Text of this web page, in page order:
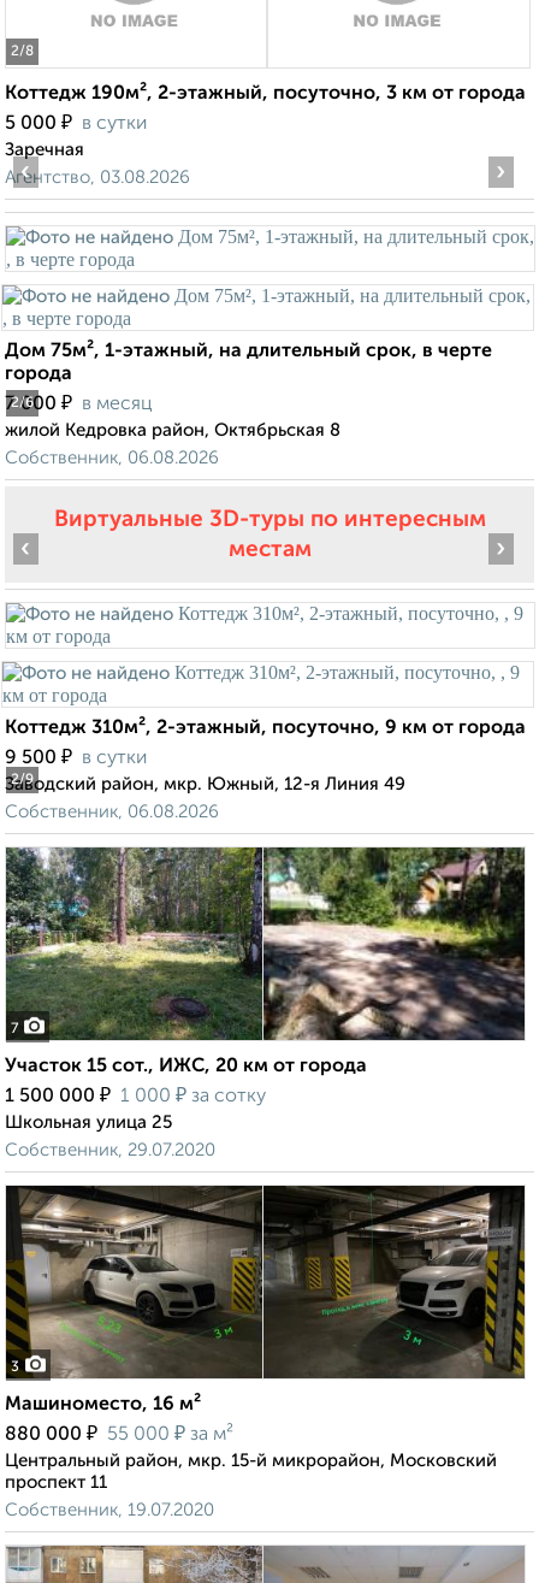
2/8
Коттедж 190м², 2-этажный, посуточно, 3 км от города
5 000 ₽ в сутки
Заречная
Агентство, 03.08.2026
2/6
‹ ›
Дом 75м², 1-этажный, на длительный срок, в черте
города
7 000 ₽ в месяц
жилой Кедровка район, Октябрьская 8
Собственник, 06.08.2026
Виртуальные 3D-туры по интересным
местам
2/9
‹ ›
Коттедж 310м², 2-этажный, посуточно, 9 км от города
9 500 ₽ в сутки
Заводский район, мкр. Южный, 12-я Линия 49
Собственник, 06.08.2026
7
Участок 15 сот., ИЖС, 20 км от города
1 500 000 ₽ 1 000 ₽ за сотку
Школьная улица 25
Собственник, 29.07.2020
3
Машиноместо, 16 м²
880 000 ₽ 55 000 ₽ за м²
Центральный район, мкр. 15-й микрорайон, Московский
проспект 11
Собственник, 19.07.2020